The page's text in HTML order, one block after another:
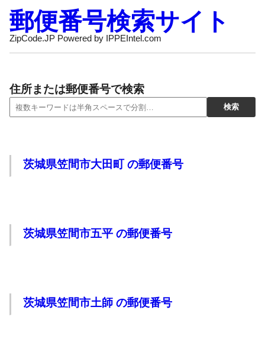
郵便番号検索サイト
ZipCode.JP Powered by IPPEIntel.com
住所または郵便番号で検索
茨城県笠間市大田町 の郵便番号
茨城県笠間市五平 の郵便番号
茨城県笠間市土師 の郵便番号